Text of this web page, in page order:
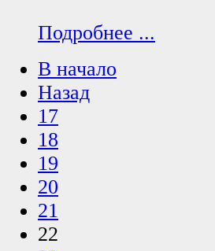
Подробнее ...
В начало
Назад
17
18
19
20
21
22